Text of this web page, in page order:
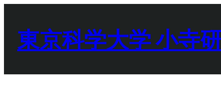
東京科学大学 小寺